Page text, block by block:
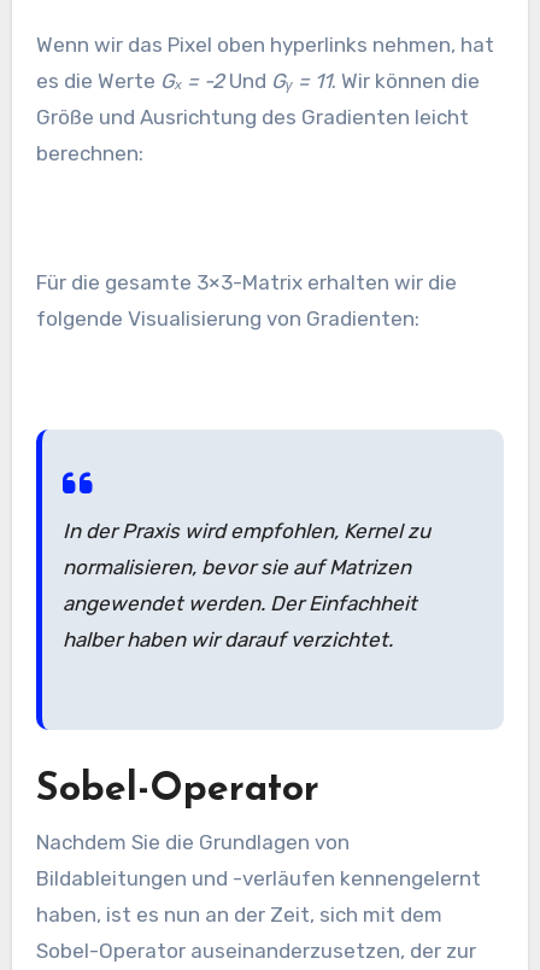
Wenn wir das Pixel oben hyperlinks nehmen, hat
es die Werte Gₓ = -2Und Gᵧ = 11. Wir können die
Größe und Ausrichtung des Gradienten leicht
berechnen:
Für die gesamte 3×3-Matrix erhalten wir die
folgende Visualisierung von Gradienten:
In der Praxis wird empfohlen, Kernel zu
normalisieren, bevor sie auf Matrizen
angewendet werden. Der Einfachheit
halber haben wir darauf verzichtet.
Sobel-Operator
Nachdem Sie die Grundlagen von
Bildableitungen und -verläufen kennengelernt
haben, ist es nun an der Zeit, sich mit dem
Sobel-Operator auseinanderzusetzen, der zur